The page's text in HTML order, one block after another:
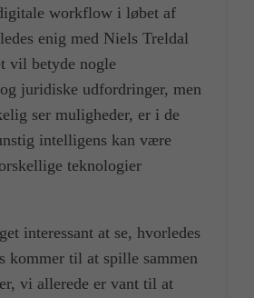
workflow i løbet af
enig med Niels Treldal
vil betyde nogle
juridiske udfordringer, men
ser muligheder, er i de
intelligens kan være
teknologier
interessant at se, hvorledes
kommer til at spille sammen
vi allerede er vant til at